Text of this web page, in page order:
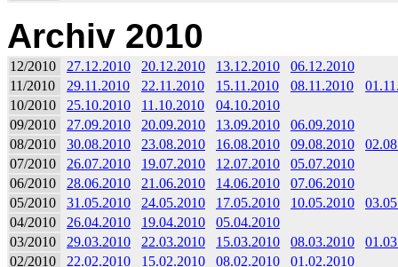
Archiv 2010
12/2010 27.12.2010 20.12.2010 13.12.2010
06.12.2010
11/2010
29.11.2010 22.11.2010 15.11.2010 08.11.2010
10/2010
25.10.2010 11.10.2010
04.10.2010
09/2010
27.09.2010 20.09.2010 13.09.2010
06.09.2010
08/2010
30.08.2010 23.08.2010 16.08.2010 09.08.2010
07/2010
26.07.2010 19.07.2010 12.07.2010
05.07.2010
06/2010
28.06.2010 21.06.2010 14.06.2010
07.06.2010
05/2010
31.05.2010 24.05.2010 17.05.2010 10.05.2010
04/2010
26.04.2010 19.04.2010
05.04.2010
03/2010
29.03.2010 22.03.2010 15.03.2010 08.03.2010
02/2010
22.02.2010 15.02.2010 08.02.2010 01.02.2010